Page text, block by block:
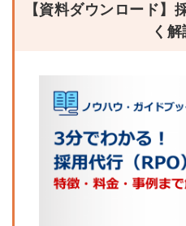
【資料ダウンロード】
く解